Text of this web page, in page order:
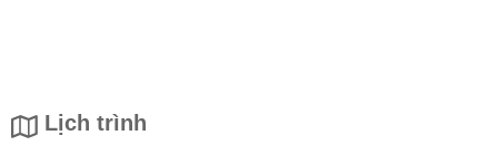
Lịch trình